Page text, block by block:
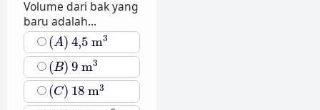
Volume dari bak yang
baru adalah...
(A)
(A) 4,5 m3
4,5m3
(B)
(B) 9 m3
9m3
(C)
(C) 18 m3
18m3